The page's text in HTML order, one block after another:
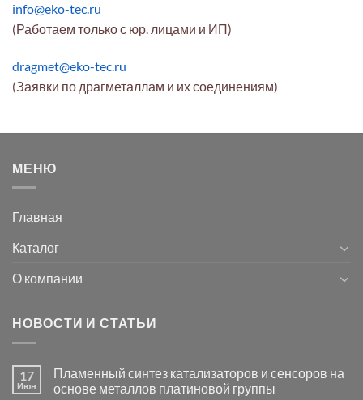
info@eko-tec.ru
(Работаем только с юр. лицами и ИП)
dragmet@eko-tec.ru
(Заявки по драгметаллам и их соединениям)
МЕНЮ
Главная
Каталог
О компании
НОВОСТИ И СТАТЬИ
17
Июн
Пламенный синтез катализаторов и сенсоров на
основе металлов платиновой группы